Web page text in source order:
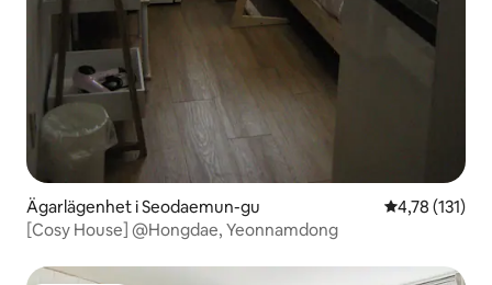
Ägarlägenhet i Seodaemun-gu 4,78 av 5 i
4,78 (131)
[Cosy House] @Hongdae, Yeonnamdong